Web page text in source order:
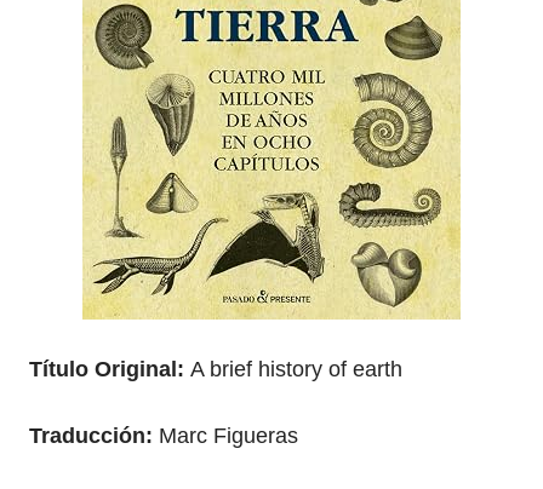
Título Original: A brief history of earth
Traducción: Marc Figueras